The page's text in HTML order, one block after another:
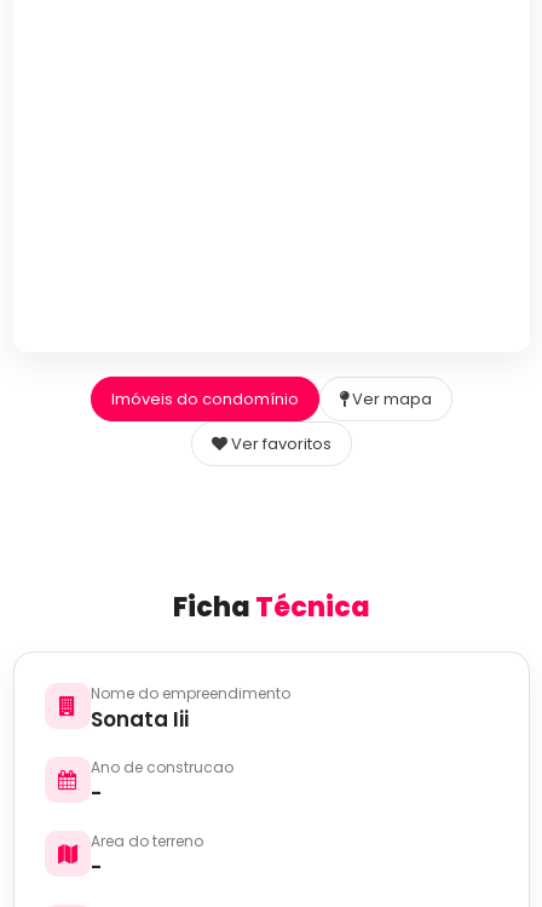
Imóveis do condomínio
Ver mapa
Ver favoritos
FichaTécnica
Nome do empreendimento
Sonata Iii
Ano de construcao
-
Area do terreno
-